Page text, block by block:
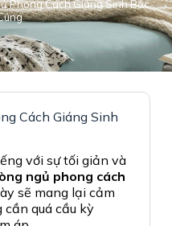
Phong Cách Giáng Sinh Bắc
Cách Giáng Sinh
với sự tối giản và
ngủ phong cách
sẽ mang lại cảm
quá cầu kỳ